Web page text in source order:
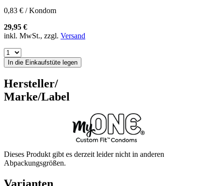
0,83 € / Kondom
29,95 €
inkl. MwSt., zzgl. Versand
In die Einkaufstüte legen
Hersteller/
Marke/Label
Dieses Produkt gibt es derzeit leider nicht in anderen
Abpackungsgrößen.
Varianten